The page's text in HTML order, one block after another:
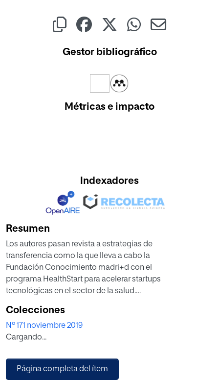
Gestor bibliográfico
Métricas e impacto
Indexadores
Resumen
Los autores pasan revista a estrategias de
transferencia como la que lleva a cabo la
Fundación Conocimiento madri+d con el
programa HealthStart para acelerar startups
tecnológicas en el sector de la salud.
nuevo conocimiento y desarrollo de nuevas
tecnologías a través del trabajo de los grupos
de investigación, en la universidad y la
Colecciones
Nº 171 noviembre 2019
Cargando...
Página completa del ítem